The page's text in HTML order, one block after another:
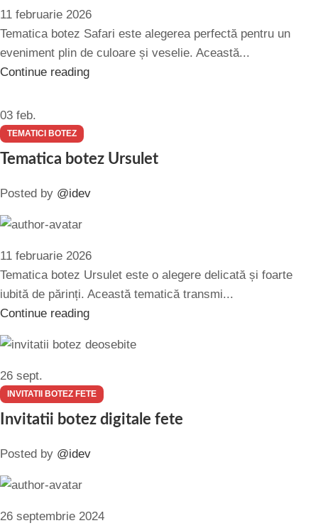
11 februarie 2026
Tematica botez Safari este alegerea perfectă pentru un
eveniment plin de culoare și veselie. Această...
Continue reading
03 feb.
TEMATICI BOTEZ
Tematica botez Ursulet
Posted by @idev
11 februarie 2026
Tematica botez Ursulet este o alegere delicată și foarte
iubită de părinți. Această tematică transmi...
Continue reading
26 sept.
INVITATII BOTEZ FETE
Invitatii botez digitale fete
Posted by @idev
26 septembrie 2024